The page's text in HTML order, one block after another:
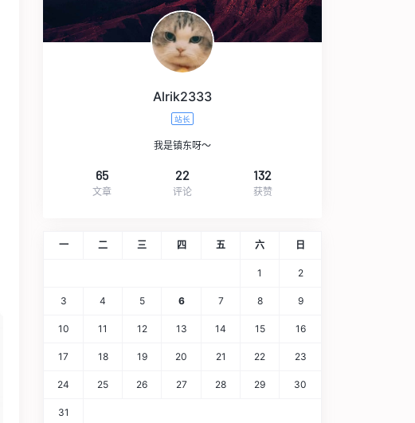
Alrik2333
站长
我是镇东呀～
65
文章
22
评论
132
获赞
一 二 三 四 五 六 日
1 2
3 4 5 6 7 8 9
10 11 12 13 14 15 16
17 18 19 20 21 22 23
24 25 26 27 28 29 30
31